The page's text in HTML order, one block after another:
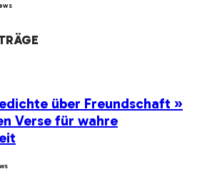
über Freundschaft »
Verse für wahre